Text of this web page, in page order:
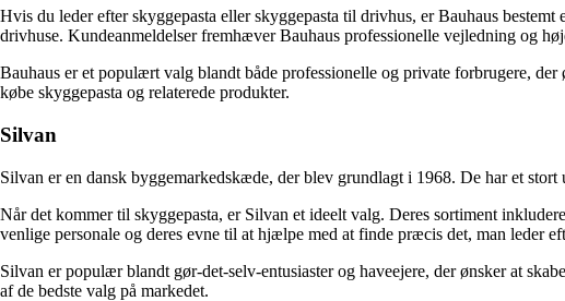
Hvis du leder efter skyggepasta eller skyggepasta til drivhus, er Bauhaus
drivhuse. Kundeanmeldelser fremhæver Bauhaus professionelle vejledning og
Bauhaus er et populært valg blandt både professionelle og private forbrugere,
købe skyggepasta og relaterede produkter.
Silvan
Silvan er en dansk byggemarkedskæde, der blev grundlagt i 1968. De har et
Når det kommer til skyggepasta, er Silvan et ideelt valg. Deres sortiment
venlige personale og deres evne til at hjælpe med at finde præcis det, man leder
Silvan er populær blandt gør-det-selv-entusiaster og haveejere, der ønsker at
af de bedste valg på markedet.